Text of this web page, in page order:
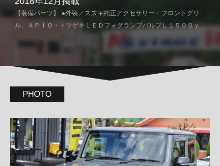
【装備パーツ】 ●外装／スズキ純正アクセサリー・フロントグリ
ル、ＡＰＩＯ・トツゲキＬＥＤフォグランプバルブＬ１５００ｙ
PHOTO